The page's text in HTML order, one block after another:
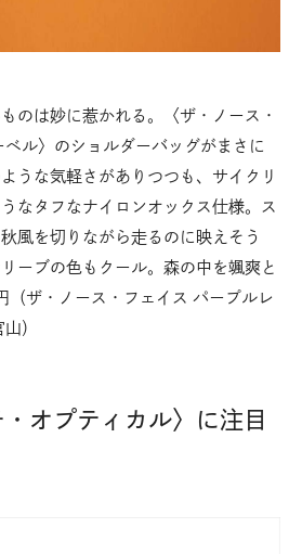
のは妙に惹かれる。〈ザ・ノース・
ル〉のショルダーバッグがまさに
うな気軽さがありつつも、サイクリ
なタフなナイロンオックス仕様。ス
風を切りながら走るのに映えそう
ーブの色もクール。森の中を颯爽と
（ザ・ノース・フェイス パープルレ
）
オプティカル〉に注目